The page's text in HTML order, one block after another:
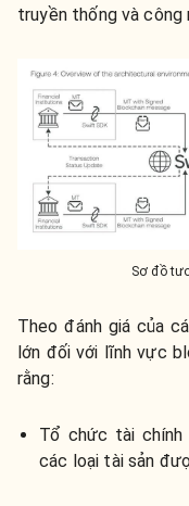
truyền thống và công
Sơ đồ
Theo đánh giá của
lớn đối với lĩnh vực
rằng:
Tổ chức tài
các loại tài sản